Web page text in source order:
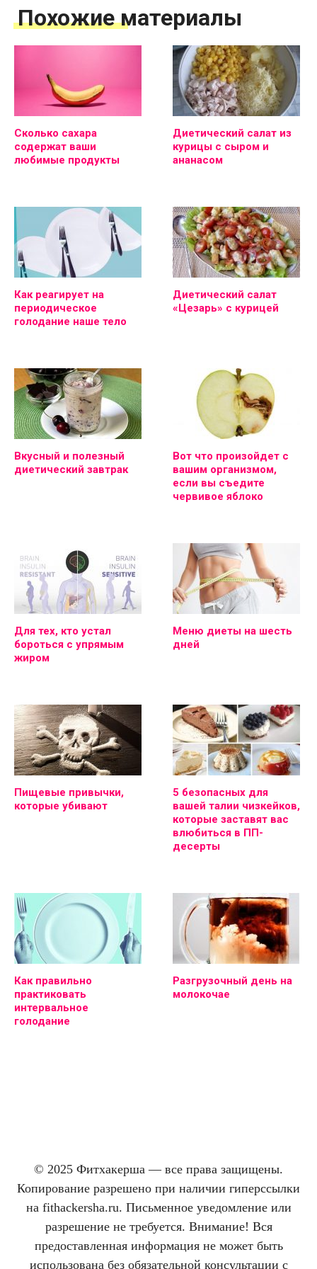
Похожие материалы
Сколько сахара
содержат ваши
любимые продукты
Диетический салат из
курицы с сыром и
ананасом
Как реагирует на
периодическое
голодание наше тело
Диетический салат
«Цезарь» с курицей
Вкусный и полезный
диетический завтрак
Вот что произойдет с
вашим организмом,
если вы съедите
червивое яблоко
Для тех, кто устал
бороться с упрямым
жиром
Меню диеты на шесть
дней
Пищевые привычки,
которые убивают
5 безопасных для
вашей талии чизкейков,
которые заставят вас
влюбиться в ПП-
десерты
Как правильно
практиковать
интервальное
голодание
Разгрузочный день на
молокочае
© 2025 Фитхакерша — все права защищены.
Копирование разрешено при наличии гиперссылки
на fithackersha.ru. Письменное уведомление или
разрешение не требуется. Внимание! Вся
предоставленная информация не может быть
использована без обязательной консультации с